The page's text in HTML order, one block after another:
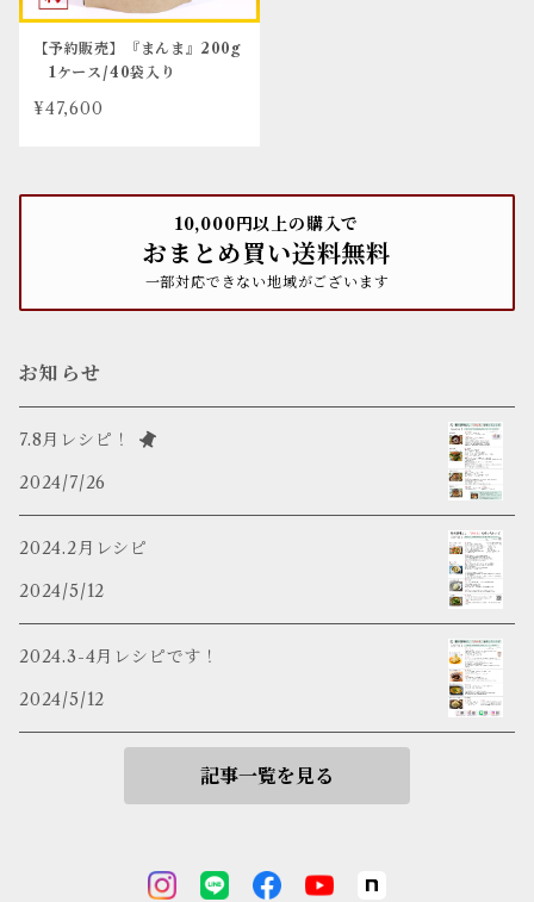
【予約販売】『まんま』200g
1ケース/40袋入り
¥47,600
10,000円以上の購入で
おまとめ買い送料無料
一部対応できない地域がございます
お知らせ
7.8月レシピ！
2024/7/26
2024.2月レシピ
2024/5/12
2024.3-4月レシピです！
2024/5/12
記事一覧を見る